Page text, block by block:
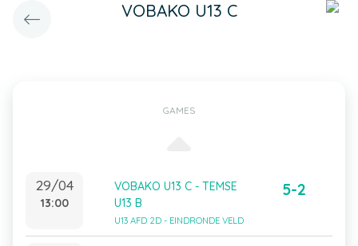
VOBAKO U13 C
GAMES
29/04
13:00
VOBAKO U13 C - TEMSE
U13 B
U13 AFD 2D - EINDRONDE VELD
5-2